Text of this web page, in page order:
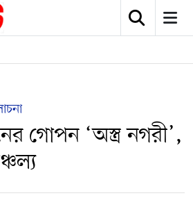
গোপন ‘অস্ত্র নগরী’,